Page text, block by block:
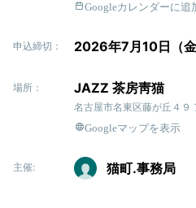
Googleカレンダーに追
申込締切： 2026年7月10日（
場所： JAZZ 茶房靑猫
名古屋市名東区藤が丘４９
Googleマップを表示
主催: 猫町.事務局